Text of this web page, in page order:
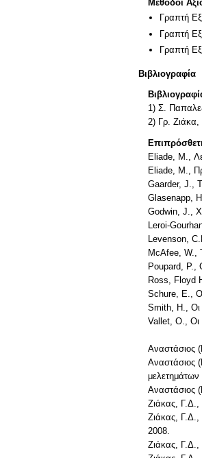
Μέθοδοι
Γραπτή
Γραπτή
Γραπτή
Βιβλιογραφία
1) Σ.
2) Γρ. Ζιάκα,
Eliade, M.,
Eliade, M.,
Gaarder, J.,
Glasenapp,
Godwin, J.,
Leroi-
Levenson,
McAfee, W.,
Poupard, P.,
Ross, Floyd
Schure, E.,
Smith, H., Οι
Vallet, O., Οι
Αναστάσιος
Αναστάσιος
Αναστάσιος
Ζιάκας, Γ.Δ.,
Ζιάκας, Γ.Δ.,
2008.
Ζιάκας, Γ.Δ.,